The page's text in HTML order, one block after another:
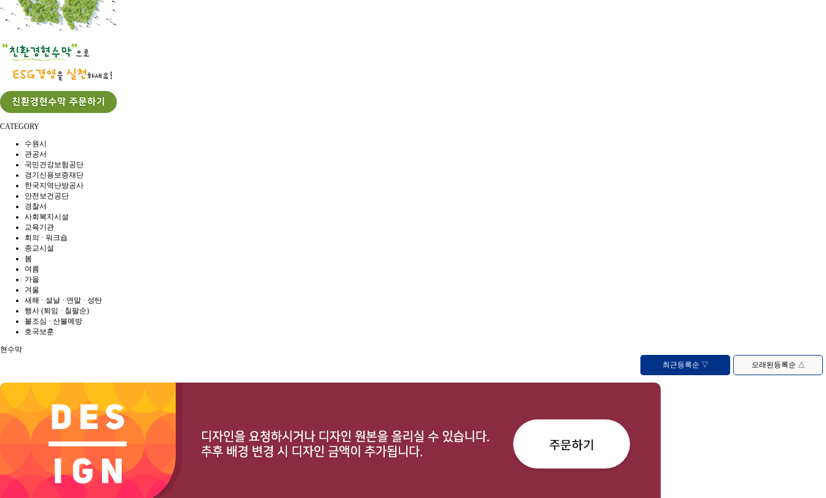
CATEGORY
수원시
관공서
국민건강보험공단
경기신용보증재단
한국지역난방공사
안전보건공단
경찰서
사회복지시설
교육기관
회의 · 워크숍
종교시설
봄
여름
가을
겨울
새해 · 설날 · 연말 · 성탄
행사 (퇴임 · 칠팔순)
불조심 · 산불예방
호국보훈
현수막
최근등록순 ▽
오래된등록순 △